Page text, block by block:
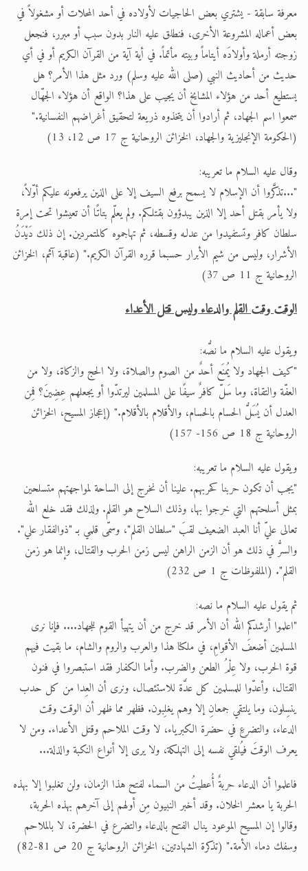
معرفة سابقة - يشتري بعض الحاجيات لأولاده في أحد المحلات أو مشغولاً في
بعض أعماله المشروعة الأخرى، فنطلق عليه النار بدون سبب أو مبرر، فنجعل
زوجته أرملة وأولادَه أيتاماً وبيته مأتماً. في أية آية من القرآن الكريم أو في أي
حديث من أحاديث النبي (صلى الله عليه وسلم) ورد مثل هذا الأمر؟ هل
يستطيع أحد من هؤلاء المشايخ أن يجيب على هذا؟ الواقع أن هؤلاء الجهّال
سمعوا اسم الجهاد، ثم أرادوا أن يتخذوه ذريعة لتحقيق أغراضهم النفسانية."
(الحكومة الإنجليزية والجهاد، الخزائن الروحانية ج 17 ص 12، 13)
وقال عليه السلام ما تعريبه:
"...تذكَّروا أن الإسلام لا يسمح برفع السيف إلا على الذين يرفعونه عليكم أوّلاً،
ولا يأمر بقتل أحد إلا الذين يبدؤون بقتلكم. ولم يعلّم بتاتًا أن تعيشوا تحت إمرة
سلطان كافر وتستفيدوا من عدلـه وقسطه، ثم تهاجموه كالمتمردين. إن ذلك دَيْدَنُ
الأشرار، وليس من شيم الأبرار حسبما قرره القرآن الكريم." (عاقبة آثم، الخزائن
الروحانية ج 11 ص 37)
الوقت وقت القلم والدعاء وليس قتل الأعداء
ويقول عليه السلام ما نصُّه:
"كيف الجهاد ولا يُمنَع أحدٌ من الصوم والصلاة، ولا الحج والزكاة، ولا من
العفّة والتقاة، وما سَلّ كافرٌ سيفًا على المسلمين ليرتدّوا أو يجعلهم عِضِينَ؟ فمِن
العدل أن يُسَلُّ الحسام بالحسام، والأقلام بالأقلام." (إعجاز المسيح، الخزائن
الروحانية ج 18 ص 156- 157)
ويقول عليه السلام ما تعريبه:
"يجب أن تكون حربنا كحربهم. علينا أن نخرج إلى الساحة لمواجهتهم متسلحين
بمثل أسلحتهم التي خرجوا بها، وذلك السلاح هو القلم. ولذلك فقد خلع الله
تعالى عليّ أنا العبد الضعيف لقبَ "سلطان القلم"، وسمّى قلمي بـ "ذوالفقار علي".
والسرُّ في ذلك هو أن الزمن الراهن ليس زمن الحرب والقتال، وإنما هو زمن
القلم". (الملفوظات ج 1 ص 232)
ثم يقول عليه السلام ما نصه:
"اعلموا أرشدكم الله أن الأمر قد خرج من أن يتهيأ القوم للجهاد.... فإنا نرى
المسلمين أضعفَ الأقوامِ، في ملكنا هذا والعرب والروم والشام، ما بقيت فيهم
قوة الحرب، ولا عِلْمُ الطعن والضرب. وأما الكفار فقد استبصروا في فنون
القتال، وأعدّوا للمسلمين كل عدَّة للاستئصال، ونرى أن العِدا من كل حدب
ينسِلون، وما يلتقي جمعانِ إلا وهم يغلِبون. فظهر مما ظهر أن الوقت وقت
الدعاء، والتضرعِ في حضرة الكبرياء، لا وقت الملاحم وقتل الأعداء. ومن لا
يعرف الوقتَ فيُلقي نفسه إلى التهلكة، ولا يرى إلا أنواع النكبة والذلة...
فاعلموا أن الدعاء حربةٌ أُعطيتُ من السماء لفتح هذا الزمان، ولن تغلبوا إلا بهذه
الحربة يا معشر الخلان. وقد أخبر النبيون مِن أولهم إلى آخرهم بهذه الحربة،
وقالوا إن المسيح الموعود ينال الفتح بالدعاء والتضرع في الحضرة، لا بالملاحم
وسفك دماء الأمة." (تذكرة الشهادتين، الخزائن الروحانية ج 20 ص 81-82)